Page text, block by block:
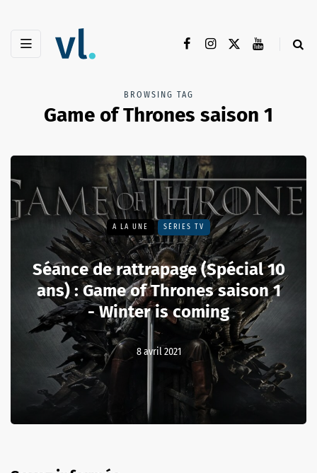
BROWSING TAG
Game of Thrones saison 1
A LA UNE SÉRIES TV
Séance de rattrapage (Spécial 10
ans) : Game of Thrones saison 1
- Winter is coming
8 avril 2021